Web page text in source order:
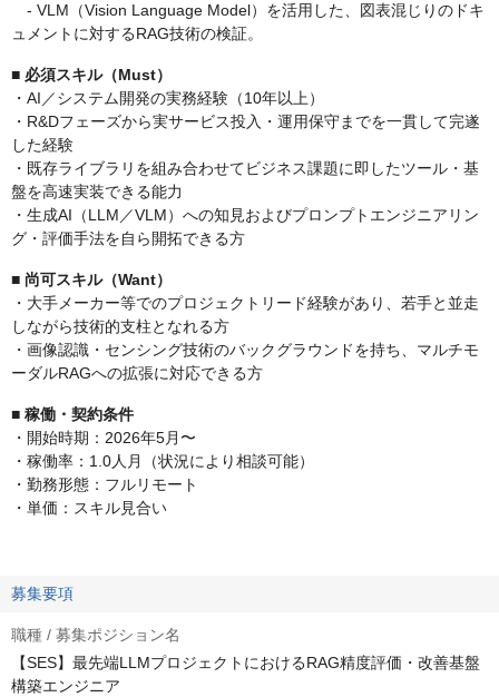
‐ VLM（Vision Language Model）を活用した、図表混じりのドキ
ュメントに対するRAG技術の検証。
■ 必須スキル（Must）
・AI／システム開発の実務経験（10年以上）
・R&Dフェーズから実サービス投入・運用保守までを一貫して完遂
した経験
・既存ライブラリを組み合わせてビジネス課題に即したツール・基
盤を高速実装できる能力
・生成AI（LLM／VLM）への知見およびプロンプトエンジニアリン
グ・評価手法を自ら開拓できる方
■ 尚可スキル（Want）
・大手メーカー等でのプロジェクトリード経験があり、若手と並走
しながら技術的支柱となれる方
・画像認識・センシング技術のバックグラウンドを持ち、マルチモ
ーダルRAGへの拡張に対応できる方
■ 稼働・契約条件
・開始時期：2026年5月〜
・稼働率：1.0人月（状況により相談可能）
・勤務形態：フルリモート
・単価：スキル見合い
募集要項
職種 / 募集ポジション名
【SES】最先端LLMプロジェクトにおけるRAG精度評価・改善基盤
構築エンジニア